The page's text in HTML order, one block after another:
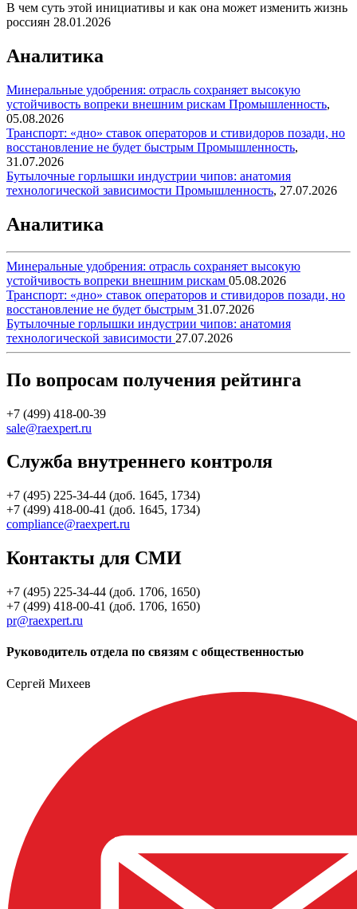
В чем суть этой инициативы и как она может изменить жизнь
россиян 28.01.2026
Аналитика
Минеральные удобрения: отрасль сохраняет высокую
устойчивость вопреки внешним рискам Промышленность,
05.08.2026
Транспорт: «дно» ставок операторов и стивидоров позади, но
восстановление не будет быстрым Промышленность,
31.07.2026
Бутылочные горлышки индустрии чипов: анатомия
технологической зависимости Промышленность, 27.07.2026
Аналитика
Минеральные удобрения: отрасль сохраняет высокую
устойчивость вопреки внешним рискам 05.08.2026
Транспорт: «дно» ставок операторов и стивидоров позади, но
восстановление не будет быстрым 31.07.2026
Бутылочные горлышки индустрии чипов: анатомия
технологической зависимости 27.07.2026
По вопросам получения рейтинга
+7 (499) 418-00-39
sale@raexpert.ru
Служба внутреннего контроля
+7 (495) 225-34-44 (доб. 1645, 1734)
+7 (499) 418-00-41 (доб. 1645, 1734)
compliance@raexpert.ru
Контакты для СМИ
+7 (495) 225-34-44 (доб. 1706, 1650)
+7 (499) 418-00-41 (доб. 1706, 1650)
pr@raexpert.ru
Руководитель отдела по связям с общественностью
Сергей Михеев